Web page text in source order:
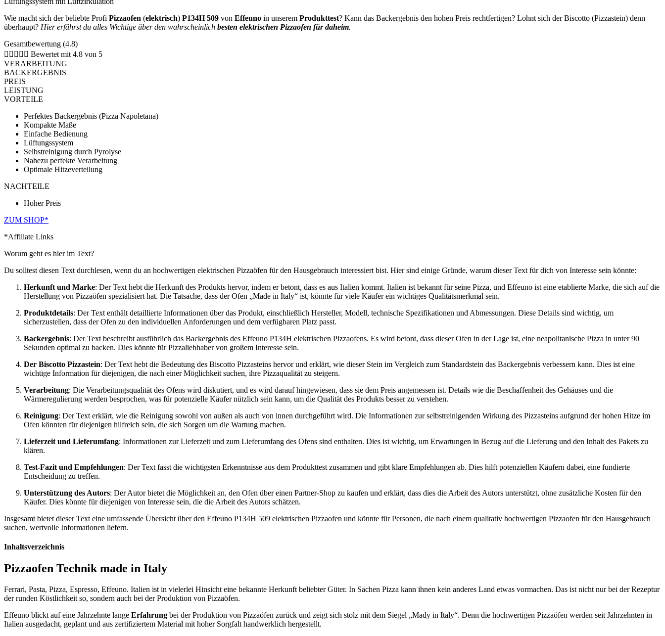
Wie macht sich der beliebte Profi Pizzaofen (elektrisch) P134H 509 von Effeuno in unserem Produkttest? Kann das Backergebnis den hohen Preis rechtfertigen? Lohnt sich der Biscotto (Pizzastein) denn
überhaupt? Hier erfährst du alles Wichtige über den wahrscheinlich besten elektrischen Pizzaofen für daheim.
Gesamtbewertung (4.8)
     Bewertet mit 4.8 von 5
VERARBEITUNG
BACKERGEBNIS
PREIS
LEISTUNG
VORTEILE
Perfektes Backergebnis (Pizza Napoletana)
Kompakte Maße
Einfache Bedienung
Lüftungssystem
Selbstreinigung durch Pyrolyse
Nahezu perfekte Verarbeitung
Optimale Hitzeverteilung
NACHTEILE
Hoher Preis
ZUM SHOP*
*Affiliate Links
Worum geht es hier im Text?
Du solltest diesen Text durchlesen, wenn du an hochwertigen elektrischen Pizzaöfen für den Hausgebrauch interessiert bist. Hier sind einige Gründe, warum dieser Text für dich von Interesse sein könnte:
Herkunft und Marke: Der Text hebt die Herkunft des Produkts hervor, indem er betont, dass es aus Italien kommt. Italien ist bekannt für seine Pizza, und Effeuno ist eine etablierte Marke, die sich auf die
Herstellung von Pizzaöfen spezialisiert hat. Die Tatsache, dass der Ofen „Made in Italy“ ist, könnte für viele Käufer ein wichtiges Qualitätsmerkmal sein.
Produktdetails: Der Text enthält detaillierte Informationen über das Produkt, einschließlich Hersteller, Modell, technische Spezifikationen und Abmessungen. Diese Details sind wichtig, um
sicherzustellen, dass der Ofen zu den individuellen Anforderungen und dem verfügbaren Platz passt.
Backergebnis: Der Text beschreibt ausführlich das Backergebnis des Effeuno P134H elektrischen Pizzaofens. Es wird betont, dass dieser Ofen in der Lage ist, eine neapolitanische Pizza in unter 90
Sekunden optimal zu backen. Dies könnte für Pizzaliebhaber von großem Interesse sein.
Der Biscotto Pizzastein: Der Text hebt die Bedeutung des Biscotto Pizzasteins hervor und erklärt, wie dieser Stein im Vergleich zum Standardstein das Backergebnis verbessern kann. Dies ist eine
wichtige Information für diejenigen, die nach einer Möglichkeit suchen, ihre Pizzaqualität zu steigern.
Verarbeitung: Die Verarbeitungsqualität des Ofens wird diskutiert, und es wird darauf hingewiesen, dass sie dem Preis angemessen ist. Details wie die Beschaffenheit des Gehäuses und die
Wärmeregulierung werden besprochen, was für potenzielle Käufer nützlich sein kann, um die Qualität des Produkts besser zu verstehen.
Reinigung: Der Text erklärt, wie die Reinigung sowohl von außen als auch von innen durchgeführt wird. Die Informationen zur selbstreinigenden Wirkung des Pizzasteins aufgrund der hohen Hitze im
Ofen könnten für diejenigen hilfreich sein, die sich Sorgen um die Wartung machen.
Lieferzeit und Lieferumfang: Informationen zur Lieferzeit und zum Lieferumfang des Ofens sind enthalten. Dies ist wichtig, um Erwartungen in Bezug auf die Lieferung und den Inhalt des Pakets zu
klären.
Test-Fazit und Empfehlungen: Der Text fasst die wichtigsten Erkenntnisse aus dem Produkttest zusammen und gibt klare Empfehlungen ab. Dies hilft potenziellen Käufern dabei, eine fundierte
Entscheidung zu treffen.
Unterstützung des Autors: Der Autor bietet die Möglichkeit an, den Ofen über einen Partner-Shop zu kaufen und erklärt, dass dies die Arbeit des Autors unterstützt, ohne zusätzliche Kosten für den
Käufer. Dies könnte für diejenigen von Interesse sein, die die Arbeit des Autors schätzen.
Insgesamt bietet dieser Text eine umfassende Übersicht über den Effeuno P134H 509 elektrischen Pizzaofen und könnte für Personen, die nach einem qualitativ hochwertigen Pizzaofen für den Hausgebrauch
suchen, wertvolle Informationen liefern.
Inhaltsverzeichnis
Pizzaofen Technik made in Italy
Ferrari, Pasta, Pizza, Espresso, Effeuno. Italien ist in vielerlei Hinsicht eine bekannte Herkunft beliebter Güter. In Sachen Pizza kann ihnen kein anderes Land etwas vormachen. Das ist nicht nur bei der Rezeptur
der runden Köstlichkeit so, sondern auch bei der Produktion von Pizzaöfen.
Effeuno blickt auf eine Jahrzehnte lange Erfahrung bei der Produktion von Pizzaöfen zurück und zeigt sich stolz mit dem Siegel „Mady in Italy“. Denn die hochwertigen Pizzaöfen werden seit Jahrzehnten in
Italien ausgedacht, geplant und aus zertifiziertem Material mit hoher Sorgfalt handwerklich hergestellt.